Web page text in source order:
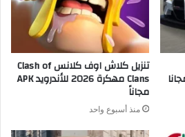
تنزيل كلاش اوف كلانس Clash of
Clans مهكرة 2026 للأندرويد APK
مجاناً
منذ أسبوع واحد